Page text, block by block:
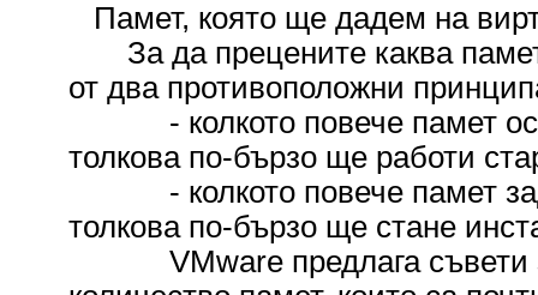
Памет, която ще дадем на
За да прецените каква памет
от два противоположни
- колкото повече памет
толкова по-бързо ще работи
- колкото повече памет
толкова по-бързо ще стане
VMware предлага съвети